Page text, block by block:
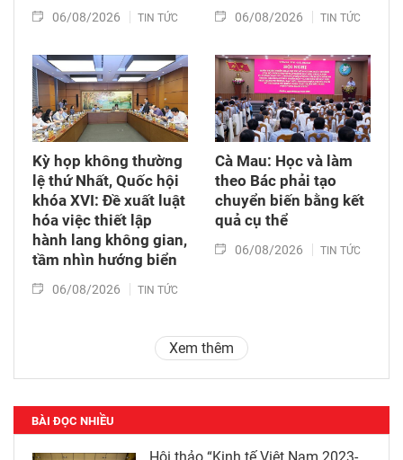
06/08/2026 TIN TỨC 06/08/2026 TIN TỨC
Kỳ họp không thường
lệ thứ Nhất, Quốc hội
khóa XVI: Đề xuất luật
hóa việc thiết lập
hành lang không gian,
tầm nhìn hướng biển
06/08/2026 TIN TỨC
Cà Mau: Học và làm
theo Bác phải tạo
chuyển biến bằng kết
quả cụ thể
06/08/2026 TIN TỨC
Xem thêm
BÀI ĐỌC NHIỀU